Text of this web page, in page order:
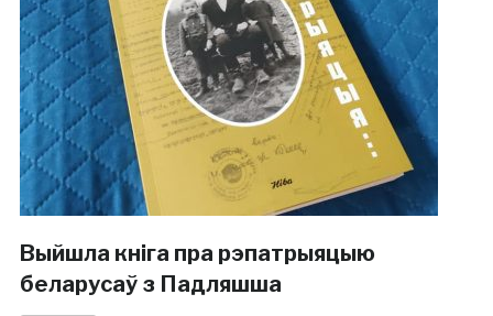
Выйшла кніга пра рэпатрыяцыю
беларусаў з Падляшша